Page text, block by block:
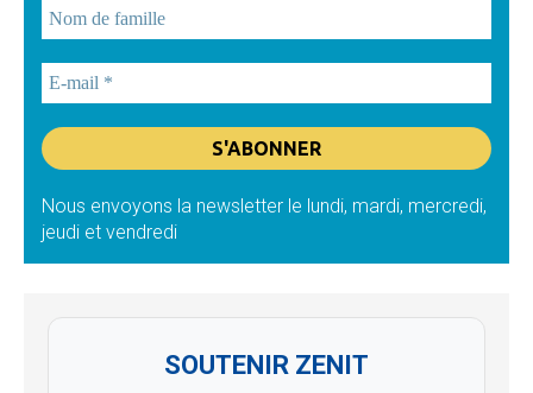
Nous envoyons la newsletter le lundi, mardi, mercredi,
jeudi et vendredi
SOUTENIR ZENIT